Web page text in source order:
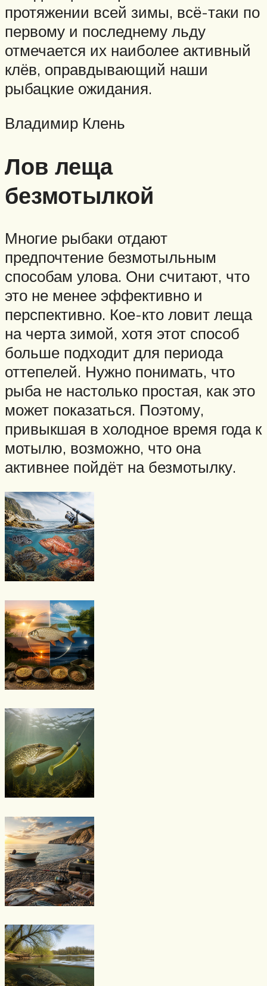
протяжении всей зимы, всё-таки по
первому и последнему льду
отмечается их наиболее активный
клёв, оправдывающий наши
рыбацкие ожидания.
Владимир Клень
Лов леща
безмотылкой
Многие рыбаки отдают
предпочтение безмотыльным
способам улова. Они считают, что
это не менее эффективно и
перспективно. Кое-кто ловит леща
на черта зимой, хотя этот способ
больше подходит для периода
оттепелей. Нужно понимать, что
рыба не настолько простая, как это
может показаться. Поэтому,
привыкшая в холодное время года к
мотылю, возможно, что она
активнее пойдёт на безмотылку.